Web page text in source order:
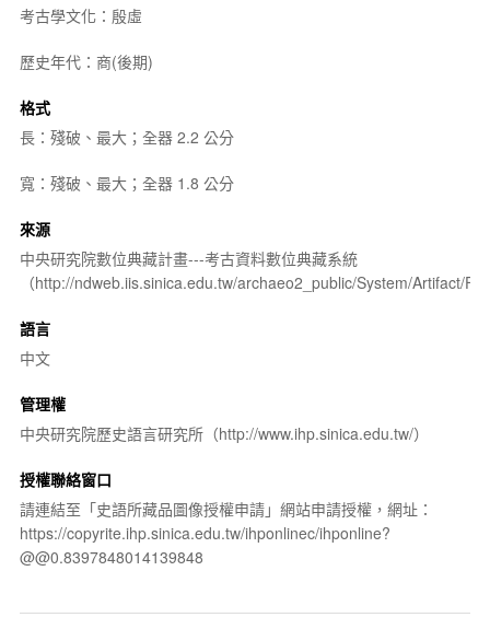
考古學文化：殷虛
歷史年代：商(後期)
格式
長：殘破、最大；全器 2.2 公分
寬：殘破、最大；全器 1.8 公分
來源
中央研究院數位典藏計畫---考古資料數位典藏系統
（http://ndweb.iis.sinica.edu.tw/archaeo2_public/System/Artifact/
語言
中文
管理權
中央研究院歷史語言研究所（http://www.ihp.sinica.edu.tw/）
授權聯絡窗口
請連結至「史語所藏品圖像授權申請」網站申請授權，網址：
https://copyrite.ihp.sinica.edu.tw/ihponlinec/ihponline?
@@0.8397848014139848